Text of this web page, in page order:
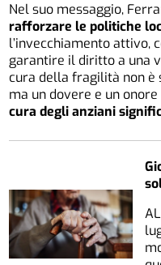
Nel suo messaggio,
rafforzare le politiche
l’invecchiamento attivo,
garantire il diritto a una
cura della fragilità non è
ma un dovere e un
cura degli anziani